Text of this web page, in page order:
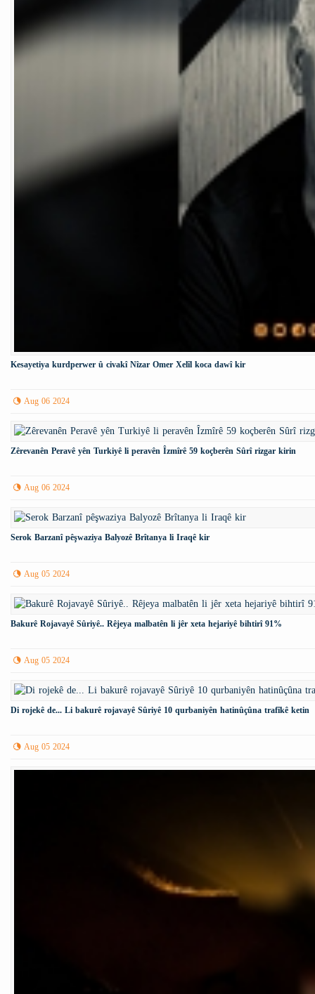
Kesayetiya kurdperwer û civakî Nîzar Omer Xelîl koca dawî kir
Aug 06 2024
Zêrevanên Peravê yên Turkiyê li peravên Îzmîrê 59 koçberên Sûrî rizgar kirin
Aug 06 2024
Serok Barzanî pêşwaziya Balyozê Brîtanya li Iraqê kir
Aug 05 2024
Bakurê Rojavayê Sûriyê.. Rêjeya malbatên li jêr xeta hejariyê bihtirî 91%
Aug 05 2024
Di rojekê de... Li bakurê rojavayê Sûriyê 10 qurbaniyên hatinûçûna trafîkê ketin
Aug 05 2024